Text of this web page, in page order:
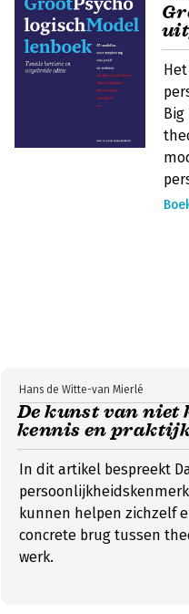
Big
De kunst van niet
kennis en
Hans de Witte-van Mierlé
In dit artikel bespreekt
kunnen helpen zichzelf
concrete brug tussen
werk.